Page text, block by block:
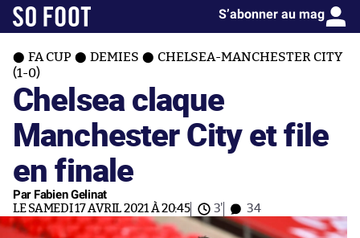
S’abonner au mag
FA CUP DEMIES
CHELSEA-MANCHESTER CITY
(1-0)
Chelsea claque
Manchester City et file
en finale
Par Fabien Gelinat
LE SAMEDI 17 AVRIL 2021 À 20:45 3' 34